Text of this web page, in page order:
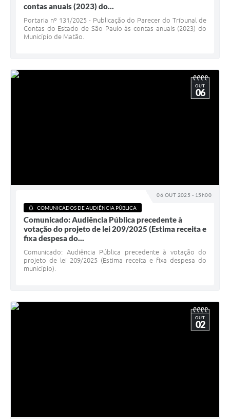
contas anuais (2023) do...
Portaria nº 131/2025 - Publicação do Parecer do Tribunal de
Contas do Estado de São Paulo às contas anuais (2023) do
Município de Matão.
06 OUT 2025 - 15h00
OUT
06
COMUNICADOS DE AUDIÊNCIA PÚBLICA
Comunicado: Audiência Pública precedente à
votação do projeto de lei 209/2025 (Estima receita e
fixa despesa do...
Comunicado: Audiência Pública precedente à votação do
projeto de lei 209/2025 (Estima receita e fixa despesa do
município).
OUT
02